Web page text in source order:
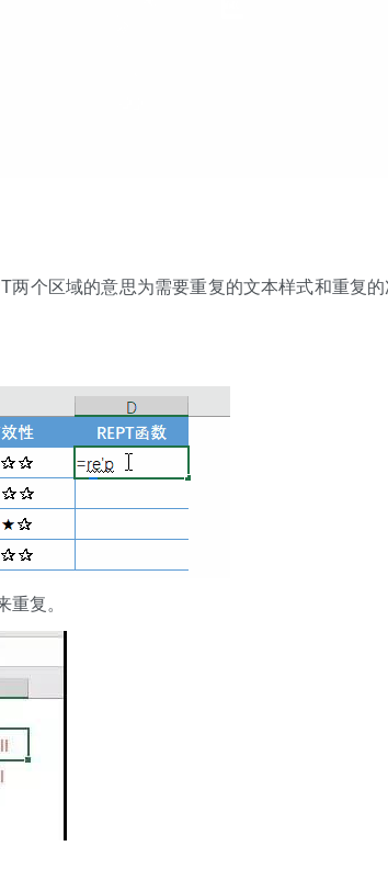
个区域的意思为需要重复的文本样式和重复的
重复。